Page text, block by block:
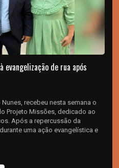
de rua após
recebeu nesta semana o
Projeto Missões, dedicado ao
Após a repercussão da
uma ação evangelística e